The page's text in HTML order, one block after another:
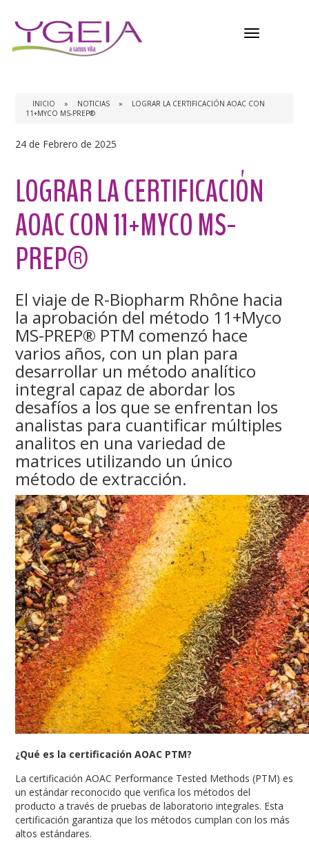
Menú
INICIO » NOTICIAS »
LOGRAR LA CERTIFICACIÓN AOAC CON
11+MYCO MS-PREP®
24 de Febrero de 2025
LOGRAR LA CERTIFICACIÓN
AOAC CON 11+MYCO MS-
PREP®
El viaje de R-Biopharm Rhône hacia
la aprobación del método 11+Myco
MS-PREP® PTM comenzó hace
varios años, con un plan para
desarrollar un método analítico
integral capaz de abordar los
desafíos a los que se enfrentan los
analistas para cuantificar múltiples
analitos en una variedad de
matrices utilizando un único
método de extracción.
¿Qué es la certificación AOAC PTM?
La certificación AOAC Performance Tested Methods (PTM) es
un estándar reconocido que verifica los métodos del
producto a través de pruebas de laboratorio integrales. Esta
certificación garantiza que los métodos cumplan con los más
altos estándares.